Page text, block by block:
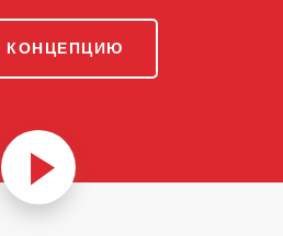
КОНЦЕПЦИЮ